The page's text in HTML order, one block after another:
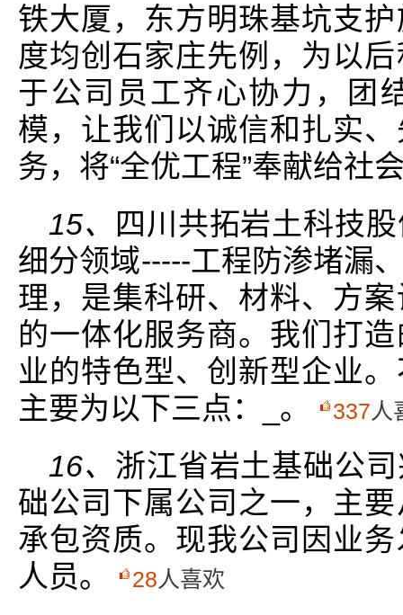
铁大厦，东方明珠基坑支
度均创石家庄先例，为以
于公司员工齐心协力，团
模，让我们以诚信和扎实
务，将“全优工程”奉献给社
15、
四川共拓岩土科技
细分领域-----工程防渗堵漏
理，是集科研、材料、方
的一体化服务商。我们打
业的特色型、创新型企业
主要为以下三点：_。
337人
16、 浙江省岩土基础公
础公司下属公司之一，主
承包资质。现我公司因业
人员。
28人喜欢